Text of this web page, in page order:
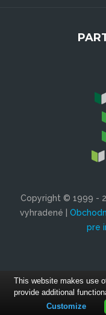
Copyright © 1999 -
vyhradené |
pre
This website makes use
provide additional
Customize